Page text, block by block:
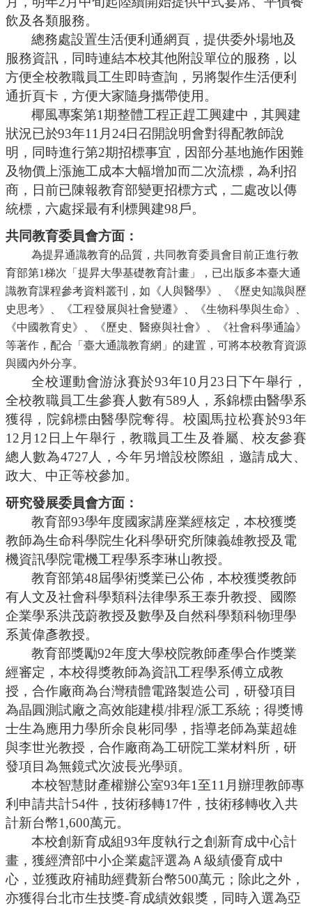
飲及各類服務。
總務處設置生活便利通網頁，提供委外場地及
服務資訊，同時連結本校其他附設單位的服務，以
方便全校教職員工生即時查詢，另將製作生活便利
通折頁卡，方便大家隨身攜帶使用。
椰風專案第1期整體工程正趕工興建中，其興建
狀況已於93年11月24日召開說明會對得配教師說
明，同時進行第2期招標事宜，因部分基地施作困難
及物價上漲施工成本大幅增加而二次流標，為利招
商，日前已陳報教育部變更招標方式，二處改以傳
統標，六處採最有利標興建98戶。
共同教育委員會方面：
為提昇通識教育的品質，共同教育委員會 目前正進行教
育部第1梯次「提昇大學基礎教育計畫」，已出版多本臺大通
識教育課程參考資料叢刊，如《人與醫學》、《歷史知識與歷
史思考》、《工程發展與社會變遷》、《生物科學與生命》、
《中國教育史》、《歷史、醫療與社會》、《社會科學通論》
等著作，配合「臺大通識教育網」的建置，可將本校教育資源
與國內外分享。
全校運動會游泳賽於93年10月23日下午舉行，
全校教職員工生參賽人數有589人，系錦標由醫學系
獲得，院錦標由醫學院奪得。校園馬拉松賽於93年
12月12日上午舉行，教職員工生及眷屬、校友參賽
總人數為4727人，今年另增設校際組，邀請成大、
政大、中正等校參加。
研究發展委員會方面：
教育部93學年度國家講座業經核定，本校獲獎
教師為生命科學院生化科學研究所陳義雄教授及電
機資訊學院電機工程學系李琳山教授。
教育部第48屆學術獎業已公佈，本校獲獎教師
有人文及社會科學類科法律學系王泰升教授、國際
企業學系洪茂蔚教授及數學及自然科學類科物理學
系黃偉彥教授。
教育部獎勵92年度大學校院教師產學合作獎業
經審定，本校得獎教師為資訊工程學系傅立成教
授，合作廠商為台灣積體電路製造公司，研發項目
為晶圓測試廠之高效能建模/排程/派工系統；得獎博
士生為應用力學所余良彬同學，指導老師為葉超雄
與李世光教授，合作廠商為工研院工業材料所，研
發項目為無鏡式次波長光學頭。
本校智慧財產權辦公室93年1至11月辦理教師專
利申請共計54件，技術移轉17件，技術移轉收入共
計新台幣1,600萬元。
本校創新育成組93年度執行之創新育成中心計
畫，獲經濟部中小企業處評選為Ａ級績優育成中
心，並獲政府補助經費新台幣500萬元；除此之外，
亦獲得台北市生技獎-育成績效銀獎，同時入選為亞